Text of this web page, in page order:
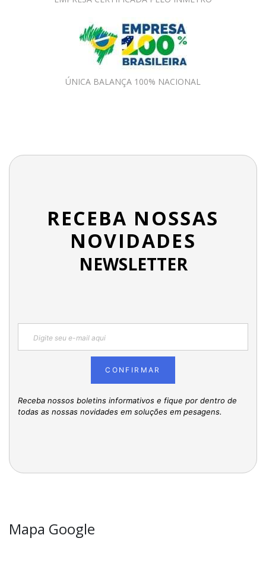
ÚNICA BALANÇA 100% NACIONAL
RECEBA NOSSAS
NOVIDADES
NEWSLETTER
CONFIRMAR
Receba nossos boletins informativos e fique por dentro de
todas as nossas novidades em soluções em pesagens.
Mapa Google